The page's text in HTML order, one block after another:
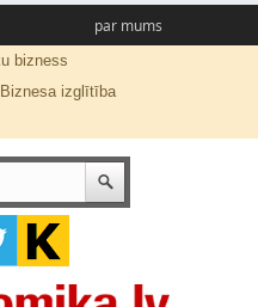
par mums
bizness
Biznesa izglītība